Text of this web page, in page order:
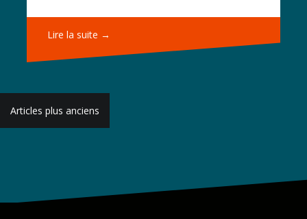
Lire la suite →
Navigation
des
Articles plus anciens